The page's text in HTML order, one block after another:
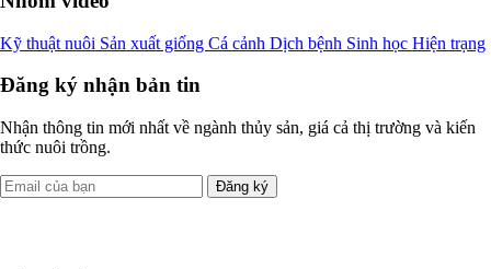
Kỹ thuật nuôi Sản xuất giống Cá cảnh Dịch bệnh Sinh học Hiện trạng
Đăng ký nhận bản tin
Nhận thông tin mới nhất về ngành thủy sản, giá cả thị trường và kiến
thức nuôi trồng.
Đăng ký